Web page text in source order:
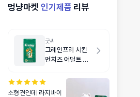
멍냥마켓 인기제품 리뷰
굿씨
그레인프리 치킨
먼치즈 어덜트 라
소형견인데 라지바이